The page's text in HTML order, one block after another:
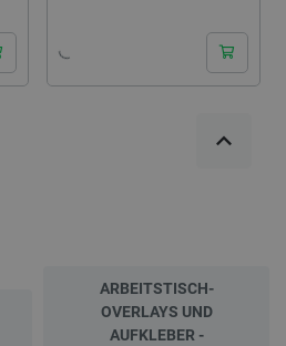
ARBEITSTISCH-
OVERLAYS UND
AUFKLEBER -